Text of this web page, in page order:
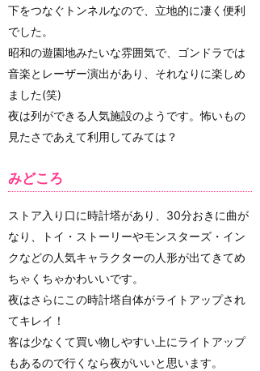
下をつなぐトンネルなので、立地的に凄く便利
でした。
昭和の遊園地みたいな雰囲気で、ゴンドラでは
音楽とレーザー演出があり、それなりに楽しめ
ました(笑)
夜は列ができる人気施設のようです。怖いもの
見たさであえて利用してみては？
みどころ
ストア入り口に時計塔があり、30分おきに曲が
なり、トイ・ストーリーやモンスターズ・イン
クなどの人気キャラクターの人形が出てきてめ
ちゃくちゃかわいいです。
夜はさらにこの時計塔自体がライトアップされ
てキレイ！
客は少なくて買い物しやすい上にライトアップ
もあるので行くなら夜がいいと思います。